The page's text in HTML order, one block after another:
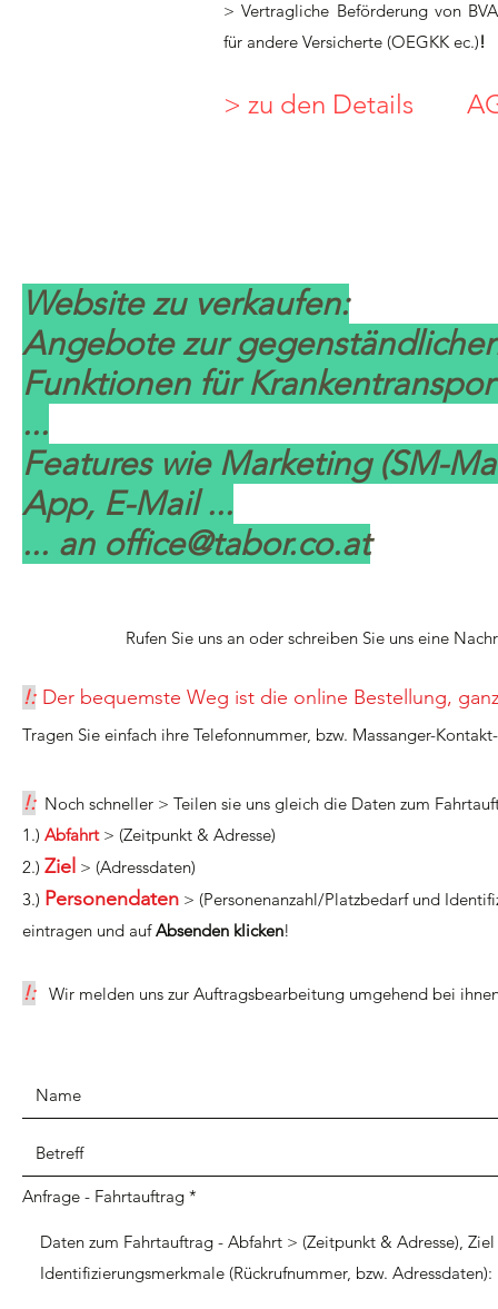
> Vertragliche Beförderung von
für andere Versicherte (OEGKK ec.)!
> zu den Details
Website zu verkaufen:
Angebote zur
Funktionen für
...
Features wie Marketing (SM-
App, E-Mail ...
... an office@tabor.co.at
Rufen Sie uns an oder schreiben Sie uns eine
!: Der bequemste Weg ist die online Bestellung,
Tragen Sie einfach ihre Telefonnummer, bzw. Massanger-
!: Noch schneller > Teilen sie uns gleich die Daten zum
1.) Abfahrt> (Zeitpunkt & Adresse)
2.) Ziel > (Adressdaten)
3.) Personendaten > (Personenanzahl/Platzbedarf und
eintragen und aufAbsenden klicken!
!: Wir melden uns zur Auftragsbearbeitung umgehend bei
Anfrage - Fahrtauftrag